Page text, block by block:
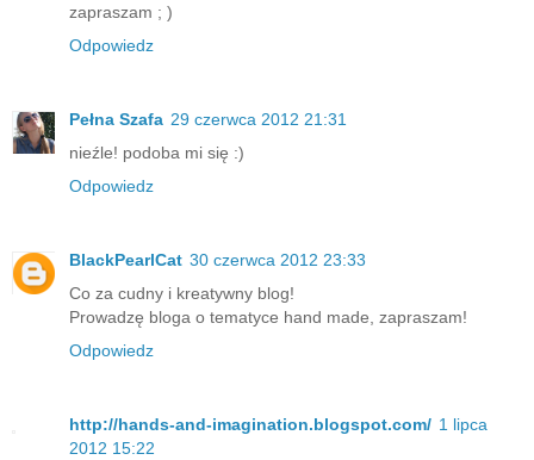
zapraszam ; )
Odpowiedz
Pełna Szafa 29 czerwca 2012 21:31
nieźle! podoba mi się :)
Odpowiedz
BlackPearlCat 30 czerwca 2012 23:33
Co za cudny i kreatywny blog!
Prowadzę bloga o tematyce hand made, zapraszam!
Odpowiedz
http://hands-and-imagination.blogspot.com/ 1 lipca
2012 15:22